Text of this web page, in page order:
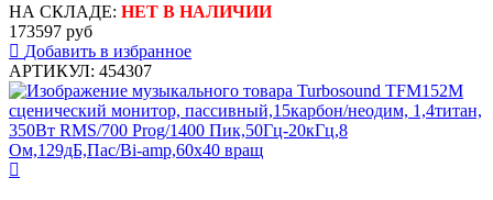
НА СКЛАДЕ: НЕТ В НАЛИЧИИ
173597 руб
Добавить в избранное
АРТИКУЛ: 454307